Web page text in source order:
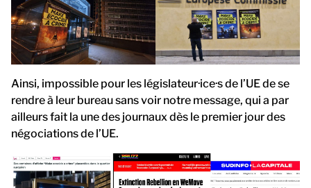
Ainsi, impossible pour les législateur·ice·s de l’UE de se
rendre à leur bureau sans voir notre message, qui a par
ailleurs fait la une des journaux dès le premier jour des
négociations de l’UE.